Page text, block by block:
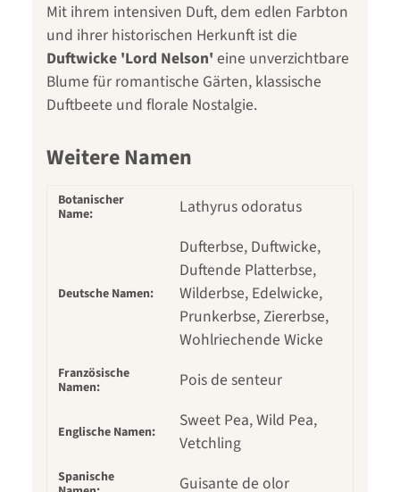
Mit ihrem intensiven Duft, dem edlen Farbton
und ihrer historischen Herkunft ist die
Duftwicke 'Lord Nelson' eine unverzichtbare
Blume für romantische Gärten, klassische
Duftbeete und florale Nostalgie.
Weitere Namen
Botanischer
Name:
Lathyrus odoratus
Deutsche Namen:
Dufterbse, Duftwicke,
Duftende Platterbse,
Wilderbse, Edelwicke,
Prunkerbse, Ziererbse,
Wohlriechende Wicke
Französische
Namen:
Pois de senteur
Englische Namen:
Sweet Pea, Wild Pea,
Vetchling
Spanische
Guisante de olor